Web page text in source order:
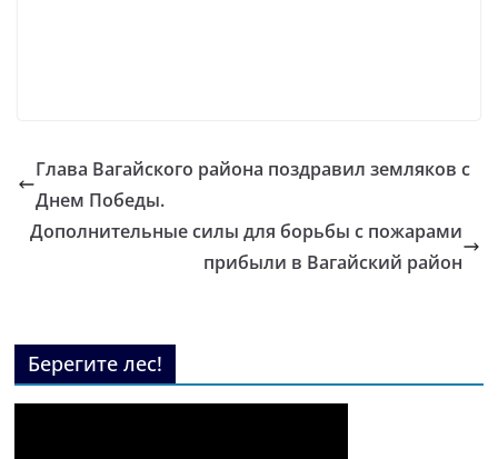
Глава Вагайского района поздравил земляков с
Днем Победы.
Дополнительные силы для борьбы с пожарами
прибыли в Вагайский район
Берегите лес!